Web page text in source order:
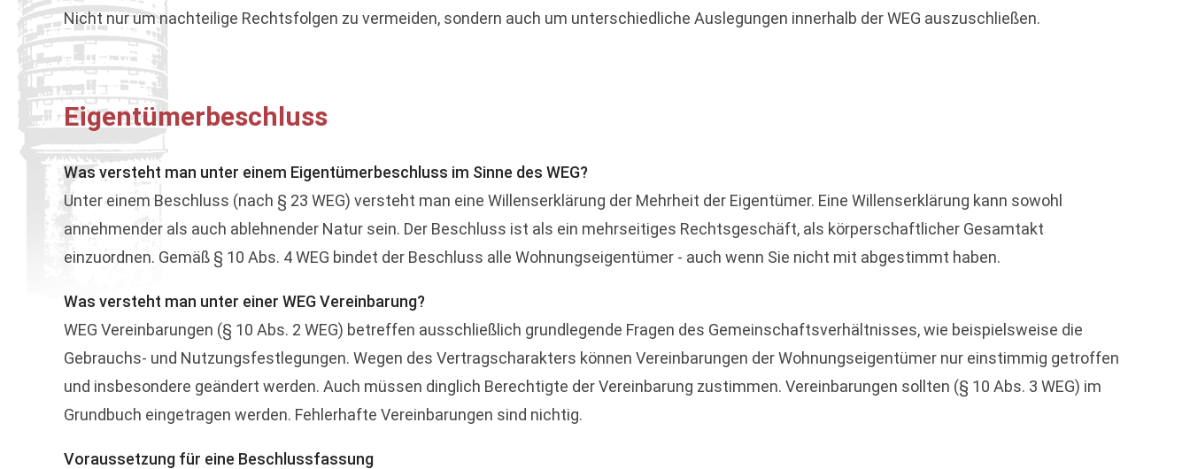
Nicht nur um nachteilige Rechtsfolgen zu vermeiden, sondern auch um unterschiedliche Auslegungen innerhalb der WEG auszuschließen.
Eigentümerbeschluss
Was versteht man unter einem Eigentümerbeschluss im Sinne des WEG?
Unter einem Beschluss (nach § 23 WEG) versteht man eine Willenserklärung der Mehrheit der Eigentümer. Eine Willenserklärung kann sowohl
annehmender als auch ablehnender Natur sein. Der Beschluss ist als ein mehrseitiges Rechtsgeschäft, als körperschaftlicher Gesamtakt
einzuordnen. Gemäß § 10 Abs. 4 WEG bindet der Beschluss alle Wohnungseigentümer - auch wenn Sie nicht mit abgestimmt haben.
Was versteht man unter einer WEG Vereinbarung?
WEG Vereinbarungen (§ 10 Abs. 2 WEG) betreffen ausschließlich grundlegende Fragen des Gemeinschaftsverhältnisses, wie beispielsweise die
Gebrauchs- und Nutzungsfestlegungen. Wegen des Vertragscharakters können Vereinbarungen der Wohnungseigentümer nur einstimmig getroffen
und insbesondere geändert werden. Auch müssen dinglich Berechtigte der Vereinbarung zustimmen. Vereinbarungen sollten (§ 10 Abs. 3 WEG) im
Grundbuch eingetragen werden. Fehlerhafte Vereinbarungen sind nichtig.
Voraussetzung für eine Beschlussfassung